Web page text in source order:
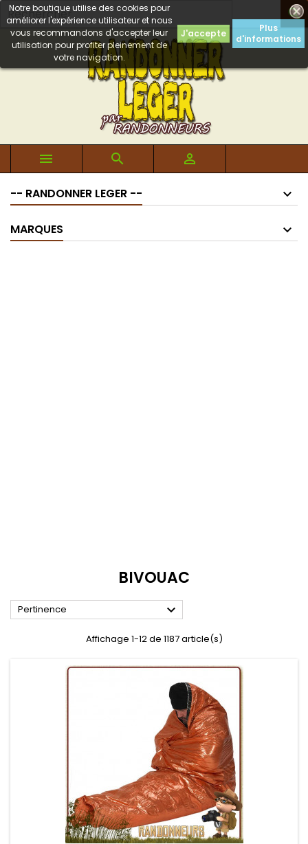

Notre boutique utilise des cookies pour
améliorer l'expérience utilisateur et nous
vous recommandons d'accepter leur
utilisation pour profiter pleinement de
votre navigation.
J'accepte
Plus
d'informations
  
-- RANDONNER LEGER --
MARQUES
BIVOUAC
Pertinence 
Affichage 1-12 de 1187 article(s)